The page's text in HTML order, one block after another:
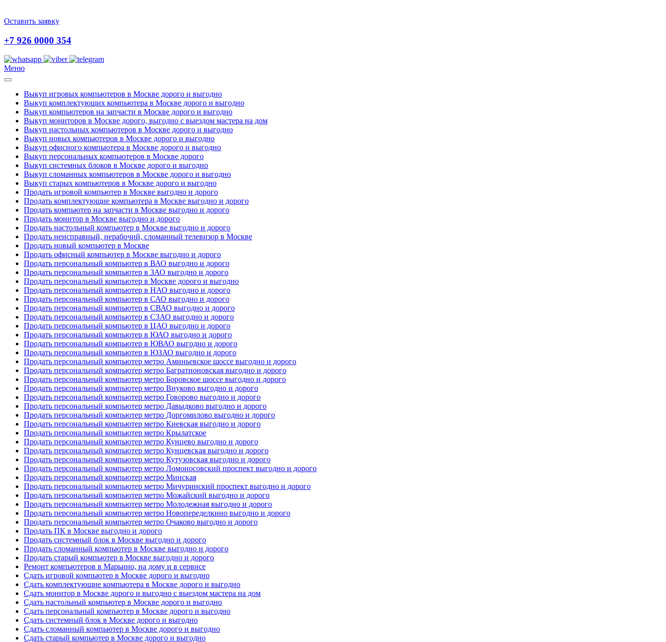
Оставить заявку
+7 926 0000 354
Меню
Выкуп игровых компьютеров в Москве дорого и выгодно
Выкуп комплектующих компьютера в Москве дорого и выгодно
Выкуп компьютеров на запчасти в Москве дорого и выгодно
Выкуп мониторов в Москве дорого, выгодно с выездом мастера на дом
Выкуп настольных компьютеров в Москве дорого и выгодно
Выкуп новых компьютеров в Москве дорого и выгодно
Выкуп офисного компьютера в Москве дорого и выгодно
Выкуп персональных компьютеров в Москве дорого
Выкуп системных блоков в Москве дорого и выгодно
Выкуп сломанных компьютеров в Москве дорого и выгодно
Выкуп старых компьютеров в Москве дорого и выгодно
Продать игровой компьютер в Москве выгодно и дорого
Продать комплектующие компьютера в Москве выгодно и дорого
Продать компьютер на запчасти в Москве выгодно и дорого
Продать монитор в Москве выгодно и дорого
Продать настольный компьютер в Москве выгодно и дорого
Продать неисправный, нерабочий, сломанный телевизор в Москве
Продать новый компьютер в Москве
Продать офисный компьютер в Москве выгодно и дорого
Продать персональный компьютер в ВАО выгодно и дорого
Продать персональный компьютер в ЗАО выгодно и дорого
Продать персональный компьютер в Москве дорого и выгодно
Продать персональный компьютер в НАО выгодно и дорого
Продать персональный компьютер в САО выгодно и дорого
Продать персональный компьютер в СВАО выгодно и дорого
Продать персональный компьютер в СЗАО выгодно и дорого
Продать персональный компьютер в ЦАО выгодно и дорого
Продать персональный компьютер в ЮАО выгодно и дорого
Продать персональный компьютер в ЮВАО выгодно и дорого
Продать персональный компьютер в ЮЗАО выгодно и дорого
Продать персональный компьютер метро Аминьевское шоссе выгодно и дорого
Продать персональный компьютер метро Багратионовская выгодно и дорого
Продать персональный компьютер метро Боровское шоссе выгодно и дорого
Продать персональный компьютер метро Внуково выгодно и дорого
Продать персональный компьютер метро Говорово выгодно и дорого
Продать персональный компьютер метро Давыдково выгодно и дорого
Продать персональный компьютер метро Доргомилово выгодно и дорого
Продать персональный компьютер метро Киевская выгодно и дорого
Продать персональный компьютер метро Крылатское
Продать персональный компьютер метро Кунцево выгодно и дорого
Продать персональный компьютер метро Кунцевская выгодно и дорого
Продать персональный компьютер метро Кутузовская выгодно и дорого
Продать персональный компьютер метро Ломоносовский проспект выгодно и дорого
Продать персональный компьютер метро Минская
Продать персональный компьютер метро Мичуринский проспект выгодно и дорого
Продать персональный компьютер метро Можайский выгодно и дорого
Продать персональный компьютер метро Молодежная выгодно и дорого
Продать персональный компьютер метро Новопеределкино выгодно и дорого
Продать персональный компьютер метро Очаково выгодно и дорого
Продать ПК в Москве выгодно и дорого
Продать системный блок в Москве выгодно и дорого
Продать сломанный компьютер в Москве выгодно и дорого
Продать старый компьютер в Москве выгодно и дорого
Ремонт компьютеров в Марьино, на дому и в сервисе
Сдать игровой компьютер в Москве дорого и выгодно
Сдать комплектующие компьютера в Москве дорого и выгодно
Сдать монитор в Москве дорого и выгодно с выездом мастера на дом
Сдать настольный компьютер в Москве дорого и выгодно
Сдать персональный компьютер в Москве дорого и выгодно
Сдать системный блок в Москве дорого и выгодно
Сдать сломанный компьютер в Москве дорого и выгодно
Сдать старый компьютер в Москве дорого и выгодно